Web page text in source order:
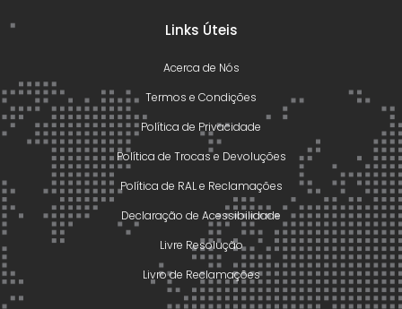
Links Úteis
Acerca de Nós
Termos e Condições
Política de Privacidade
Política de Trocas e Devoluções
Política de RAL e Reclamações
Declaração de Acessibilidade
Livre Resolução
Livro de Reclamações